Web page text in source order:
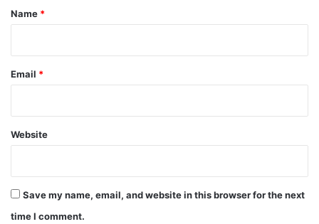
*
Name *
Email *
Website
Save my name, email, and website in this browser for the next
time I comment.